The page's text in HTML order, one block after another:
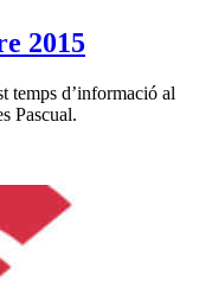
2015
temps d’informació al
Pascual.